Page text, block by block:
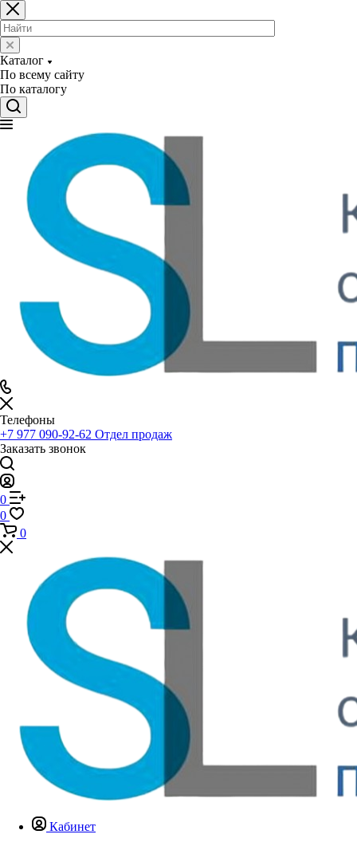
Каталог
По всему сайту
По каталогу
Телефоны
+7 977 090-92-62 Отдел продаж
Заказать звонок
0
0
0
Кабинет